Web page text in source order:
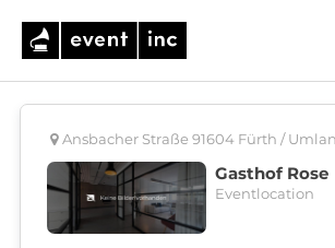
Ansbacher Straße 91604 Fürth /
Gasthof Rose
Eventlocation